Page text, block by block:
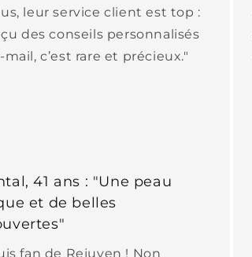
leur service client est top :
des conseils personnalisés
mail, c’est rare et précieux."
41 ans : "Une peau
et de belles
fan de Rejuven ! Non